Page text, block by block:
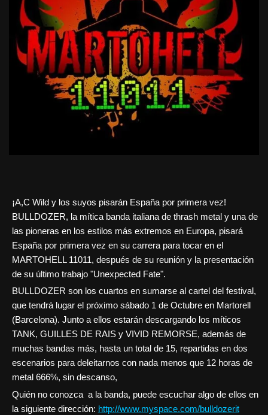
¡A,C Wild y los suyos pisarán España por primera vez!
BULLDOZER, la mítica banda italiana de thrash metal y una de
las pioneras en los estilos más extremos en Europa, pisará
España por primera vez en su carrera para tocar en el
MARTOHELL 11011, después de su reunión y la presentación
de su último trabajo "Unexpected Fate".
BULLDOZER son los cuartos en sumarse al cartel del festival,
que tendrá lugar el próximo sábado 1 de Octubre en Martorell
(Barcelona). Junto a ellos estarán descargando los míticos
TANK, GUILLES DE RAIS y VIVID REMORSE, además de
muchas bandas más, hasta un total de 15, repartidas en dos
escenarios para deleitarnos con nada menos que 12 horas de
metal 666%, sin descanso,
Quién no conozca a la banda, puede escuchar algo de ellos en
la siguiente dirección: http://www.myspace.com/bulldozerit